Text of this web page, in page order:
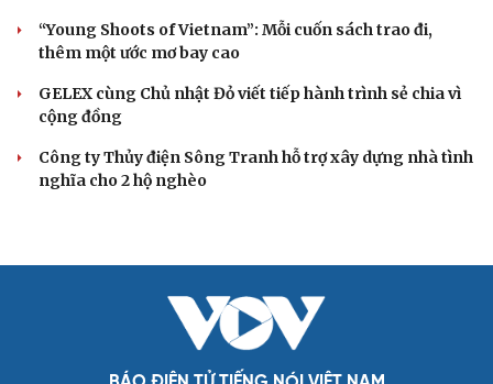
“Young Shoots of Vietnam”: Mỗi cuốn sách trao đi,
thêm một ước mơ bay cao
GELEX cùng Chủ nhật Đỏ viết tiếp hành trình sẻ chia vì
cộng đồng
Công ty Thủy điện Sông Tranh hỗ trợ xây dựng nhà tình
nghĩa cho 2 hộ nghèo